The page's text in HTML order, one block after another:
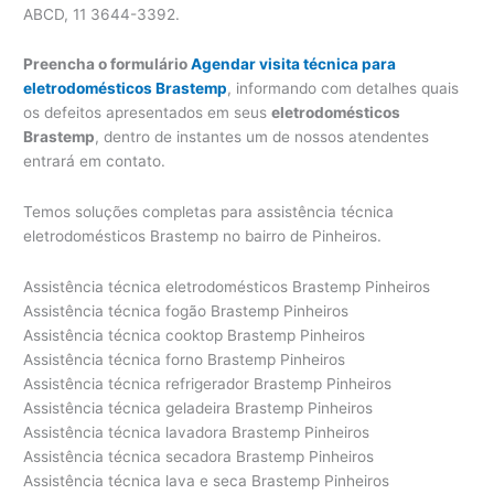
ABCD, 11 3644-3392.
Preencha o formulárioAgendar visita técnica para
eletrodomésticos Brastemp, informando com detalhes quais
os defeitos apresentados em seuseletrodomésticos
Brastemp, dentro de instantes um de nossos atendentes
entrará em contato.
Temos soluções completas para assistência técnica
eletrodomésticos Brastemp no bairro de Pinheiros.
Assistência técnica eletrodomésticos Brastemp Pinheiros
Assistência técnica fogão Brastemp Pinheiros
Assistência técnica cooktop Brastemp Pinheiros
Assistência técnica forno Brastemp Pinheiros
Assistência técnica refrigerador Brastemp Pinheiros
Assistência técnica geladeira Brastemp Pinheiros
Assistência técnica lavadora Brastemp Pinheiros
Assistência técnica secadora Brastemp Pinheiros
Assistência técnica lava e seca Brastemp Pinheiros